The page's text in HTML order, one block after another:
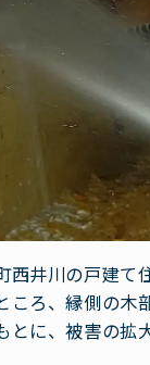
西井川の戸建て
ころ、縁側の木
とに、被害の拡